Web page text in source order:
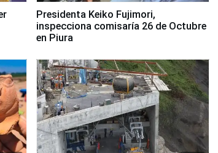
Presidenta Keiko Fujimori,
inspecciona comisaría 26 de Octubre
en Piura